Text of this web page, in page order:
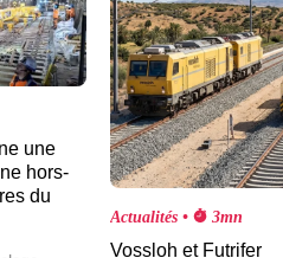
une
hors-
du
Actualités • 3mn
Vossloh et Futrifer